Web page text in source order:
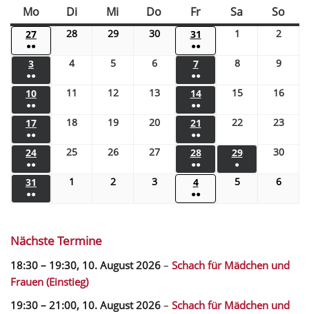
Mo
Di Mi Do Fr Sa So
27
●●
28 29 30 31
●●
1 2
3
●●
4 5 6 7
●●
8 9
10
●●
11 12 13 14
●●
15 16
17
●●
18 19 20 21
●●
22 23
24
●●
25 26 27 28
●●
29
●
30
31
●●
1 2 3 4
●●
5 6
Nächste Termine
18:30 – 19:30, 10. August 2026 – Schach für Mädchen und
Frauen (Einstieg)
19:30 – 21:00, 10. August 2026 – Schach für Mädchen und